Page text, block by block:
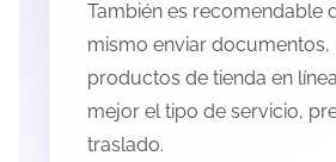
También es recomendable
mismo enviar
productos de tienda en
mejor el tipo de servicio,
traslado.